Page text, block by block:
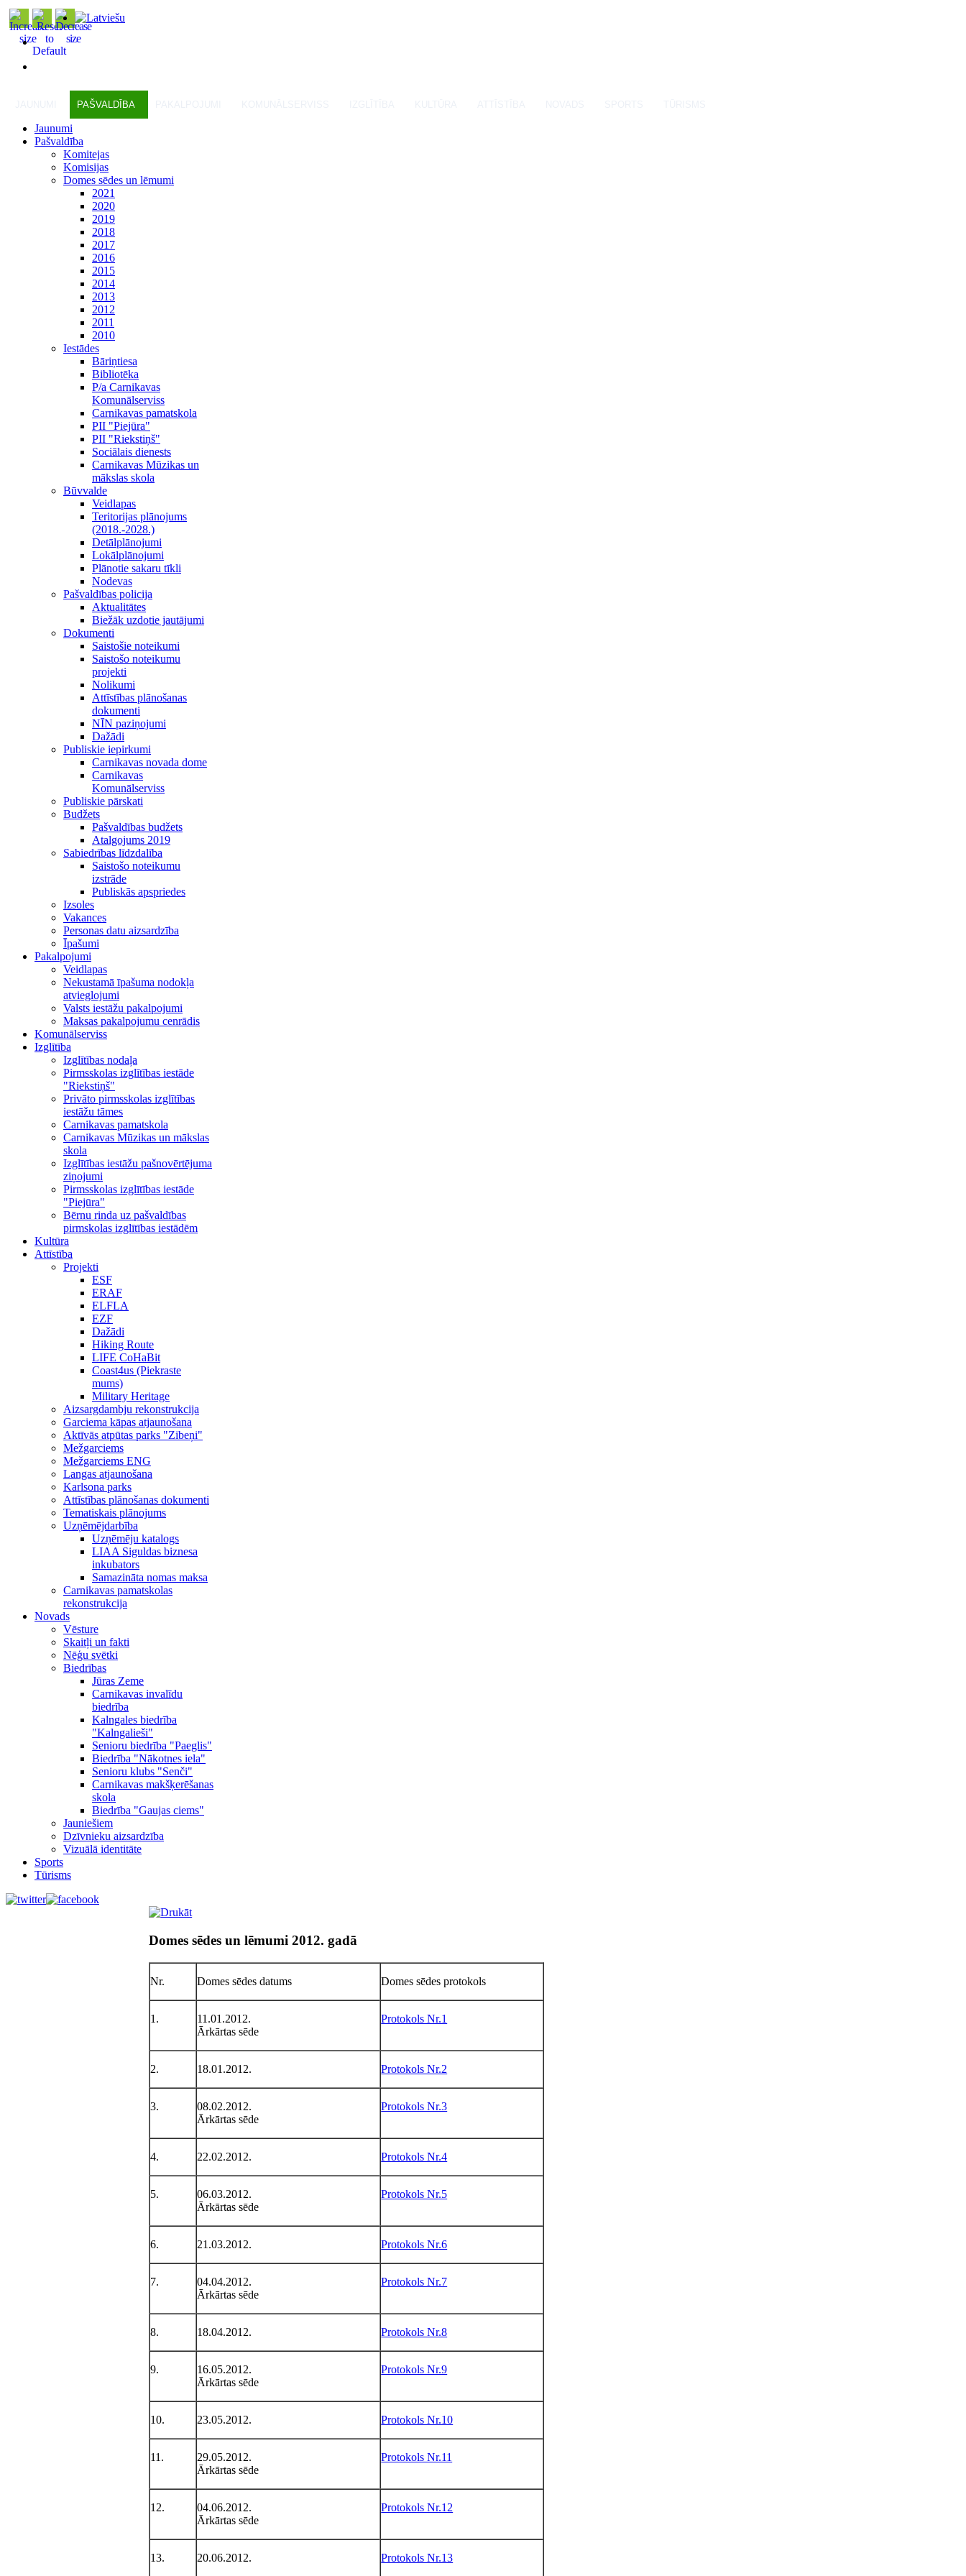
PAŠVALDĪBA
Jaunumi
Pašvaldība
Komitejas
Komisijas
Domes sēdes un lēmumi
2021
2020
2019
2018
2017
2016
2015
2014
2013
2012
2011
2010
Iestādes
Bāriņtiesa
Bibliotēka
P/a Carnikavas
Komunālserviss
Carnikavas pamatskola
PII "Piejūra"
PII "Riekstiņš"
Sociālais dienests
Carnikavas Mūzikas un
mākslas skola
Būvvalde
Veidlapas
Teritorijas plānojums
(2018.-2028.)
Detālplānojumi
Lokālplānojumi
Plānotie sakaru tīkli
Nodevas
Pašvaldības policija
Aktualitātes
Biežāk uzdotie jautājumi
Dokumenti
Saistošie noteikumi
Saistošo noteikumu
projekti
Nolikumi
Attīstības plānošanas
dokumenti
NĪN paziņojumi
Dažādi
Publiskie iepirkumi
Carnikavas novada dome
Carnikavas
Komunālserviss
Publiskie pārskati
Budžets
Pašvaldības budžets
Atalgojums 2019
Sabiedrības līdzdalība
Saistošo noteikumu
izstrāde
Publiskās apspriedes
Izsoles
Vakances
Personas datu aizsardzība
Īpašumi
Pakalpojumi
Veidlapas
Nekustamā īpašuma nodokļa
atvieglojumi
Valsts iestāžu pakalpojumi
Maksas pakalpojumu cenrādis
Komunālserviss
Izglītība
Izglītības nodaļa
Pirmsskolas izglītības iestāde
"Riekstiņš"
Privāto pirmsskolas izglītības
iestāžu tāmes
Carnikavas pamatskola
Carnikavas Mūzikas un mākslas
skola
Izglītības iestāžu pašnovērtējuma
ziņojumi
Pirmsskolas izglītības iestāde
"Piejūra"
Bērnu rinda uz pašvaldības
pirmskolas izglītības iestādēm
Kultūra
Attīstība
Projekti
ESF
ERAF
ELFLA
EZF
Dažādi
Hiking Route
LIFE CoHaBit
Coast4us (Piekraste
mums)
Military Heritage
Aizsargdambju rekonstrukcija
Garciema kāpas atjaunošana
Aktīvās atpūtas parks "Zibeņi"
Mežgarciems
Mežgarciems ENG
Langas atjaunošana
Karlsona parks
Attīstības plānošanas dokumenti
Tematiskais plānojums
Uzņēmējdarbība
Uzņēmēju katalogs
LIAA Siguldas biznesa
inkubators
Samazināta nomas maksa
Carnikavas pamatskolas
rekonstrukcija
Novads
Vēsture
Skaitļi un fakti
Nēģu svētki
Biedrības
Jūras Zeme
Carnikavas invalīdu
biedrība
Kalngales biedrība
"Kalngalieši"
Senioru biedrība "Paeglis"
Biedrība "Nākotnes iela"
Senioru klubs "Senči"
Carnikavas makšķerēšanas
skola
Biedrība "Gaujas ciems"
Jauniešiem
Dzīvnieku aizsardzība
Vizuālā identitāte
Sports
Tūrisms
Domes sēdes un lēmumi 2012. gadā
Nr. Domes sēdes datums Domes sēdes protokols
1.
11.01.2012.
Ārkārtas sēde
Protokols Nr.1
2. 18.01.2012. Protokols Nr.2
3.
08.02.2012.
Ārkārtas sēde
Protokols Nr.3
4. 22.02.2012. Protokols Nr.4
5.
06.03.2012.
Ārkārtas sēde
Protokols Nr.5
6. 21.03.2012. Protokols Nr.6
7.
04.04.2012.
Ārkārtas sēde
Protokols Nr.7
8. 18.04.2012. Protokols Nr.8
9.
16.05.2012.
Ārkārtas sēde
Protokols Nr.9
10. 23.05.2012. Protokols Nr.10
11.
29.05.2012.
Ārkārtas sēde
Protokols Nr.11
12.
04.06.2012.
Ārkārtas sēde
Protokols Nr.12
13. 20.06.2012. Protokols Nr.13